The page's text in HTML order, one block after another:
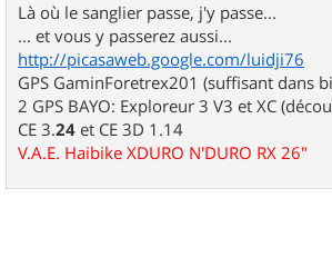
Là où le sanglier passe, j'y passe...
... et vous y passerez aussi...
http://picasaweb.google.com/luidji76
GPS GaminForetrex201 (suffisant dans
2 GPS BAYO: Exploreur 3 V3 et XC
CE 3.24 et CE 3D 1.14
V.A.E. Haibike XDURO N'DURO RX 26"